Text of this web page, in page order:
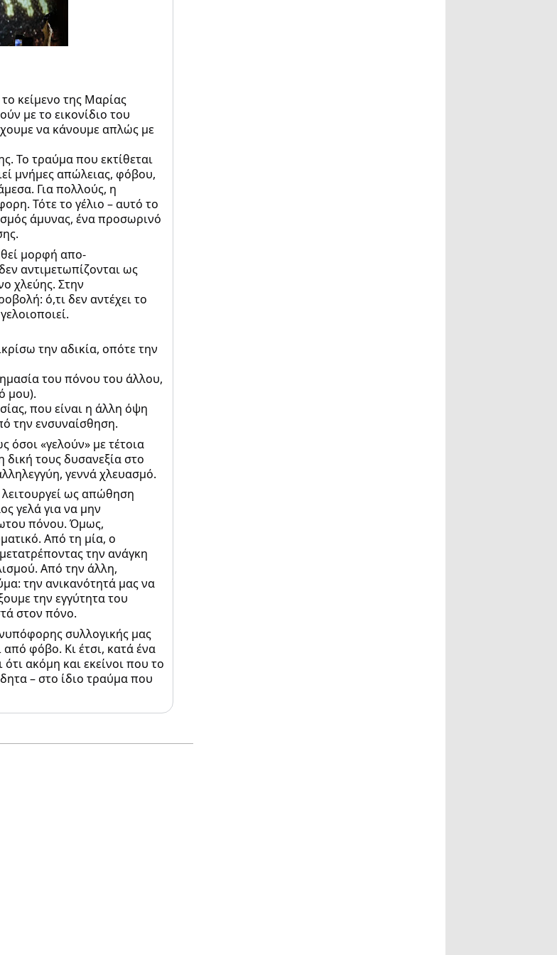
κείμενο της Μαρίας
με το εικονίδιο του
να κάνουμε απλώς με
Το τραύμα που εκτίθεται
μνήμες απώλειας, φόβου,
Για πολλούς, η
Τότε το γέλιο – αυτό το
άμυνας, ένα προσωρινό
μορφή απο-
αντιμετωπίζονται ως
χλεύης. Στην
ό,τι δεν αντέχει το
την αδικία, οπότε την
του πόνου του άλλου,
μου).
που είναι η άλλη όψη
την ενσυναίσθηση.
«γελούν» με τέτοια
δική τους δυσανεξία στο
γεννά χλευασμό.
ως απώθηση
γελά για να μην
πόνου. Όμως,
Από τη μία, ο
την ανάγκη
Από την άλλη,
την ανικανότητά μας να
την εγγύτητα του
στον πόνο.
συλλογικής μας
από φόβο. Κι έτσι, κατά ένα
ακόμη και εκείνοι που το
– στο ίδιο τραύμα που